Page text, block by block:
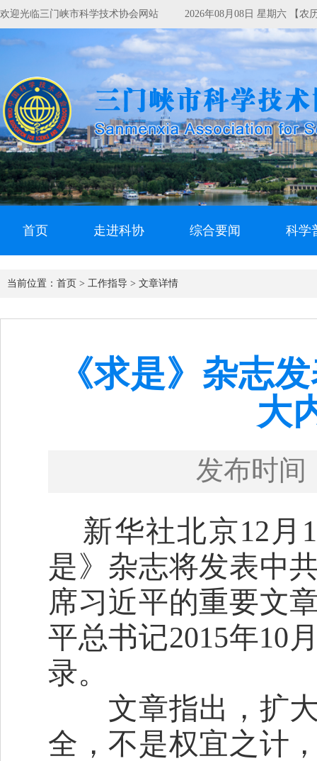
欢迎光临三门峡市科学技术协会网站 2026年08月08日 星期六 【农
首页 走进科协 综合要闻 科学
当前位置： 首页 > 工作指导 > 文章详情
《求是》杂志
大
发布时间
新华社北京12
是》杂志将发表中
席习近平的重要文
平总书记2015年10
录。
文章指出，扩大
全，不是权宜之计